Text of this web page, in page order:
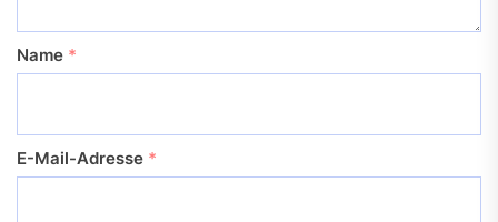
Name *
E-Mail-Adresse *